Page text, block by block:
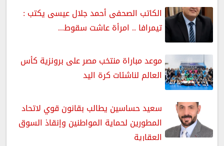
الكاتب الصحفى أحمد جلال عيسى يكتب :
تيمرافا .. امرأة عاشت سقوط...
موعد مباراة منتخب مصر على برونزية كأس
العالم لناشئات كرة اليد
سعيد حساسين يطالب بقانون قوي لاتحاد
المطورين لحماية المواطنين وإنقاذ السوق
العقارية